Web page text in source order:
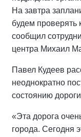
На завтра
будем проверять
сообщил
центра Михаил
Павел Кудеев
неоднократно
состоянию
«Эта дорога
города. Сегодня